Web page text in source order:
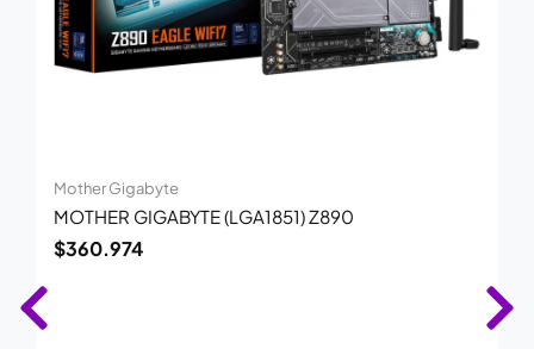
Mother Gigabyte
MOTHER GIGABYTE (LGA1851) Z890
$360.974